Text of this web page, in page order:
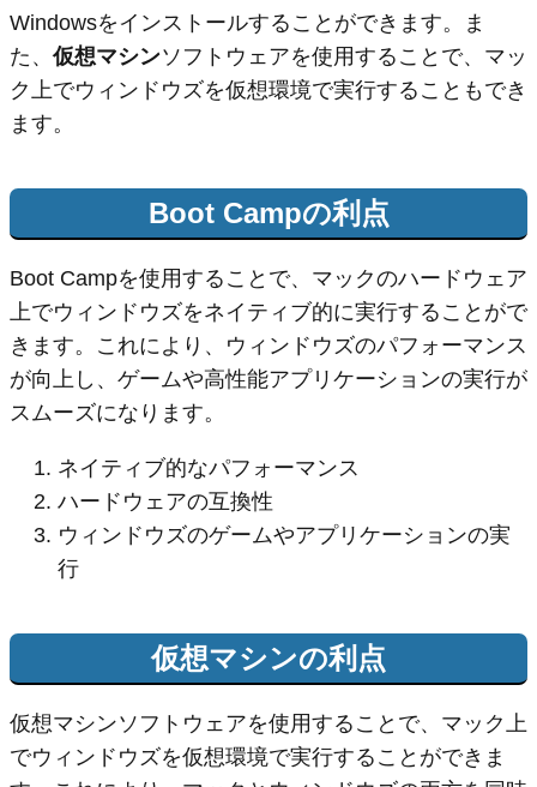
Windowsをインストールすることができます。ま
た、仮想マシンソフトウェアを使用することで、マッ
ク上でウィンドウズを仮想環境で実行することもでき
ます。
Boot Campの利点
Boot Campを使用することで、マックのハードウェア
上でウィンドウズをネイティブ的に実行することがで
きます。これにより、ウィンドウズのパフォーマンス
が向上し、ゲームや高性能アプリケーションの実行が
スムーズになります。
ネイティブ的なパフォーマンス
ハードウェアの互換性
ウィンドウズのゲームやアプリケーションの実
行
仮想マシンの利点
仮想マシンソフトウェアを使用することで、マック上
でウィンドウズを仮想環境で実行することができま